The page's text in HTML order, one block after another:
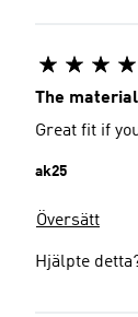
The
Great fit if
ak25
Översätt
Hjälpte